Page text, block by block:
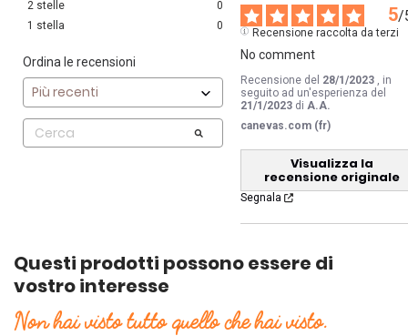
2 stelle
0
1 stella 0
Ordina le recensioni
5/
Recensione raccolta da terzi
No comment
Recensione del 28/1/2023 , in
seguito ad un'esperienza del
21/1/2023 diA.A.
canevas.com (fr)
Visualizza la
recensione originale
Segnala
Questi prodotti possono essere di
vostro interesse
Non hai visto tutto quello che hai visto.